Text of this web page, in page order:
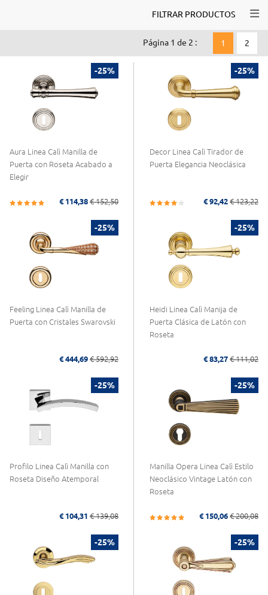
FILTRAR PRODUCTOS
Página 1 de 2 : 1 2
-25%
Aura Linea Calì Manilla de
Puerta con Roseta Acabado a
Elegir
€ 114,38 € 152,50
-25%
Decor Linea Calì Tirador de
Puerta Elegancia Neoclásica
€ 92,42 € 123,22
-25%
Feeling Linea Calì Manilla de
Puerta con Cristales Swarovski
€ 444,69 € 592,92
-25%
Heidi Linea Calì Manija de
Puerta Clásica de Latón con
Roseta
€ 83,27 € 111,02
-25%
Profilo Linea Calì Manilla con
Roseta Diseño Atemporal
€ 104,31 € 139,08
-25%
Manilla Opera Linea Calì Estilo
Neoclásico Vintage Latón con
Roseta
€ 150,06 € 200,08
-25% -25%